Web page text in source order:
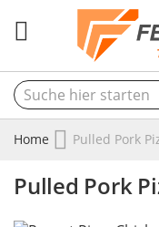
Home Pulled Pork
Pulled Pork